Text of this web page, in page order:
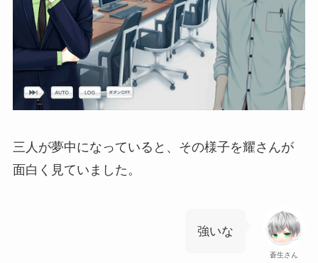
三人が夢中になっていると、その様子を耀さんが
面白く見ていました。
蒼生さん
強いな